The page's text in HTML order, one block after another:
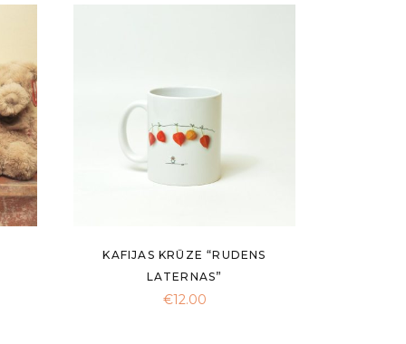
KAFIJAS KRŪZE “RUDENS
LATERNAS”
€12.00